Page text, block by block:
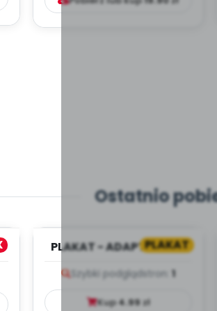
Ostatnio
PLAKAT
PLAKAT - ADAPTACJA -
Szybki podglądstron: 1
Kup4.99zł